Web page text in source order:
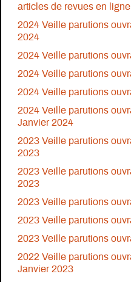
articles de revues en
2024 Veille parutions
2024
2024 Veille parutions
2024 Veille parutions
2024 Veille parutions
2024 Veille parutions
Janvier 2024
2023 Veille parutions
2023
2023 Veille parutions
2023
2023 Veille parutions
2023 Veille parutions
2023 Veille parutions
2022 Veille parutions
Janvier 2023